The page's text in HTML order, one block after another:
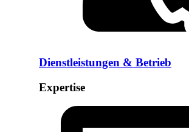
Dienstleistungen & Betrieb
Expertise